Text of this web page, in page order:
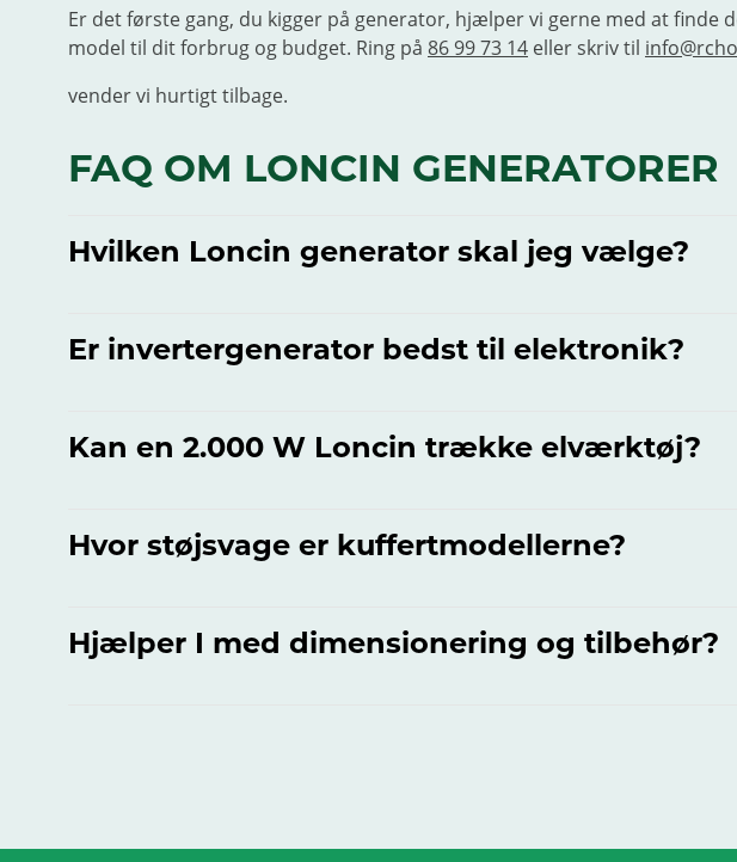
Er det første gang, du kigger på generator, hjælper vi gerne med at finde
model til dit forbrug og budget. Ring på 86 99 73 14 eller skriv til
vender vi hurtigt tilbage.
FAQ OM LONCIN GENERATORER
Hvilken Loncin generator skal jeg vælge?
Er invertergenerator bedst til elektronik?
Kan en 2.000 W Loncin trække elværktøj?
Hvor støjsvage er kuffertmodellerne?
Hjælper I med dimensionering og tilbehør?